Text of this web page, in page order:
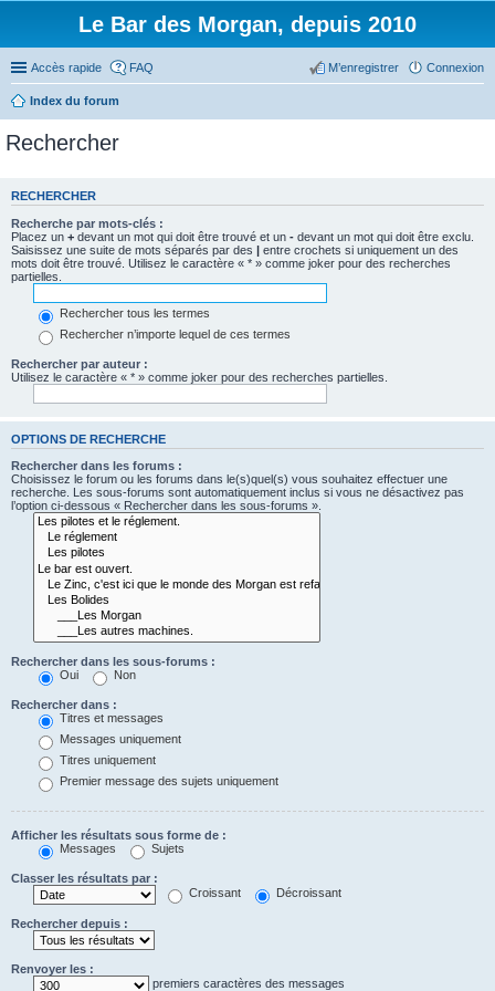
Le Bar des Morgan, depuis 2010
Accès rapide FAQ Connexion
M’enregistrer
Index du forum
Rechercher
RECHERCHER
Recherche par mots-clés :
Placez un + devant un mot qui doit être trouvé et un - devant un mot qui doit être exclu.
Saisissez une suite de mots séparés par des | entre crochets si uniquement un des
mots doit être trouvé. Utilisez le caractère « * » comme joker pour des recherches
partielles.
Rechercher tous les termes
Rechercher n’importe lequel de ces termes
Rechercher par auteur :
Utilisez le caractère « * » comme joker pour des recherches partielles.
OPTIONS DE RECHERCHE
Rechercher dans les forums :
Choisissez le forum ou les forums dans le(s)quel(s) vous souhaitez effectuer une
recherche. Les sous-forums sont automatiquement inclus si vous ne désactivez pas
l’option ci-dessous « Rechercher dans les sous-forums ».
Rechercher dans les sous-forums :
Oui
Non
Rechercher dans :
Titres et messages
Messages uniquement
Titres uniquement
Premier message des sujets uniquement
Afficher les résultats sous forme de :
Messages
Sujets
Classer les résultats par :
Croissant
Décroissant
Rechercher depuis :
Renvoyer les :
premiers caractères des messages